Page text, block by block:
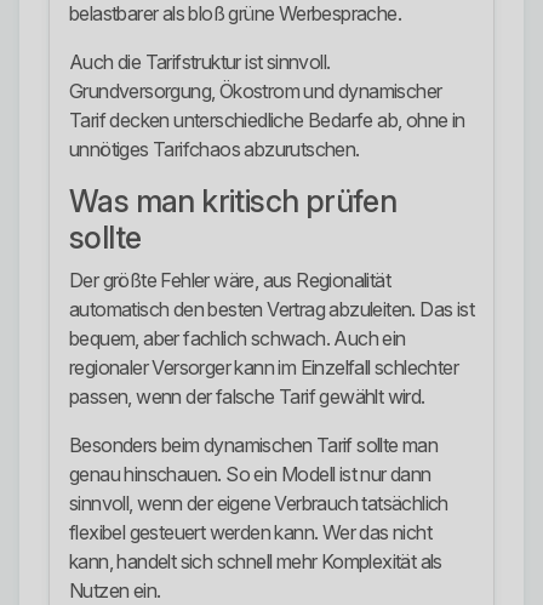
belastbarer als bloß grüne Werbesprache.
Auch die Tarifstruktur ist sinnvoll.
Grundversorgung, Ökostrom und dynamischer
Tarif decken unterschiedliche Bedarfe ab, ohne in
unnötiges Tarifchaos abzurutschen.
Was man kritisch prüfen
sollte
Der größte Fehler wäre, aus Regionalität
automatisch den besten Vertrag abzuleiten. Das ist
bequem, aber fachlich schwach. Auch ein
regionaler Versorger kann im Einzelfall schlechter
passen, wenn der falsche Tarif gewählt wird.
Besonders beim dynamischen Tarif sollte man
genau hinschauen. So ein Modell ist nur dann
sinnvoll, wenn der eigene Verbrauch tatsächlich
flexibel gesteuert werden kann. Wer das nicht
kann, handelt sich schnell mehr Komplexität als
Nutzen ein.